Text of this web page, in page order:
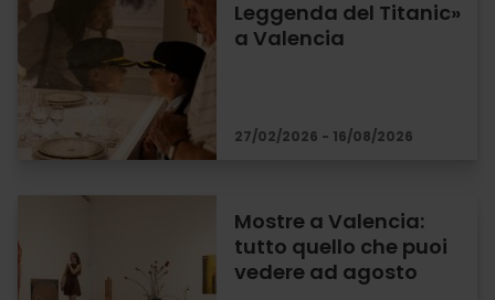
Leggenda del Titanic»
a Valencia
27/02/2026 - 16/08/2026
Mostre a Valencia:
tutto quello che puoi
vedere ad agosto